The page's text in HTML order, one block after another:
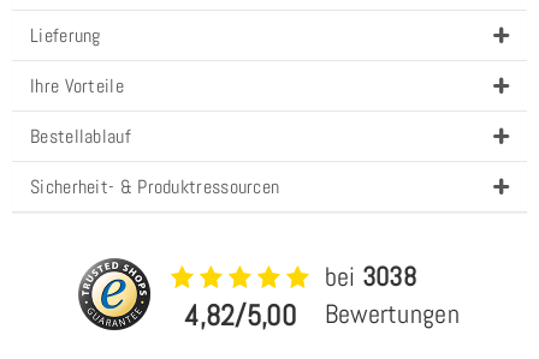
Lieferung
Ihre Vorteile
Bestellablauf
Sicherheit- & Produktressourcen
4,82/5,00
bei 3038
Bewertungen